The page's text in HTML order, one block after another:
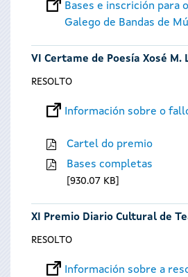
Bases e inscrición para
Galego de Bandas de
VI Certame de Poesía Xosé M.
RESOLTO
Información sobre o
Cartel do premio
Bases completas
930.07 KB
XI Premio Diario Cultural de
RESOLTO
Información sobre a